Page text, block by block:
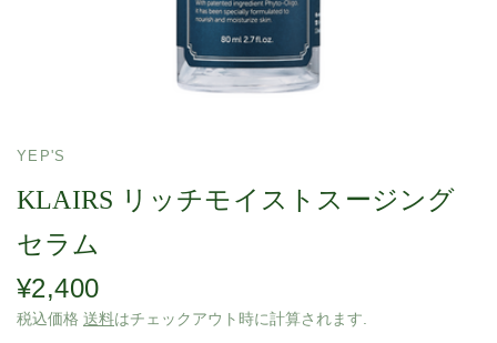
YEP'S
KLAIRS リッチモイストスージング
セラム
¥2,400
税込価格 送料はチェックアウト時に計算されます.